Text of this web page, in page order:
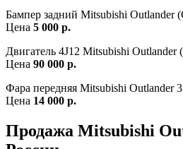
Бампер задний Mitsubishi Outlander
Цена 5 000 р.
Двигатель 4J12 Mitsubishi Outlander
Цена 90 000 р.
Фара передняя Mitsubishi Outlander
Цена 14 000 р.
Продажа Mitsubishi